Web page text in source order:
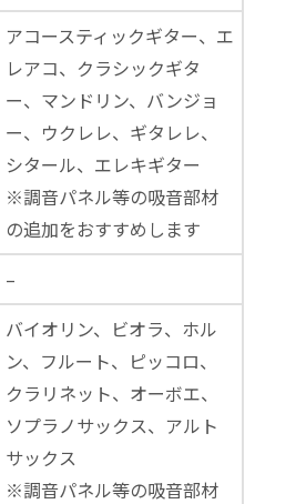
アコースティックギター、エ
レアコ、クラシックギタ
ー、マンドリン、バンジョ
ー、ウクレレ、ギタレレ、
シタール、エレキギター
※調音パネル等の吸音部材
の追加をおすすめします
–
バイオリン、ビオラ、ホル
ン、フルート、ピッコロ、
クラリネット、オーボエ、
ソプラノサックス、アルト
サックス
※調音パネル等の吸音部材